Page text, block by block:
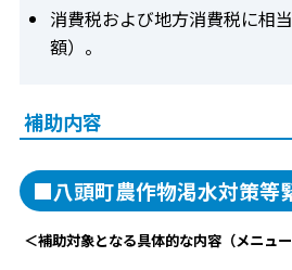
消費税および地方消費税に相
額）。
補助内容
■八頭町農作物渇水対策等
＜補助対象となる具体的な内容（メニュ